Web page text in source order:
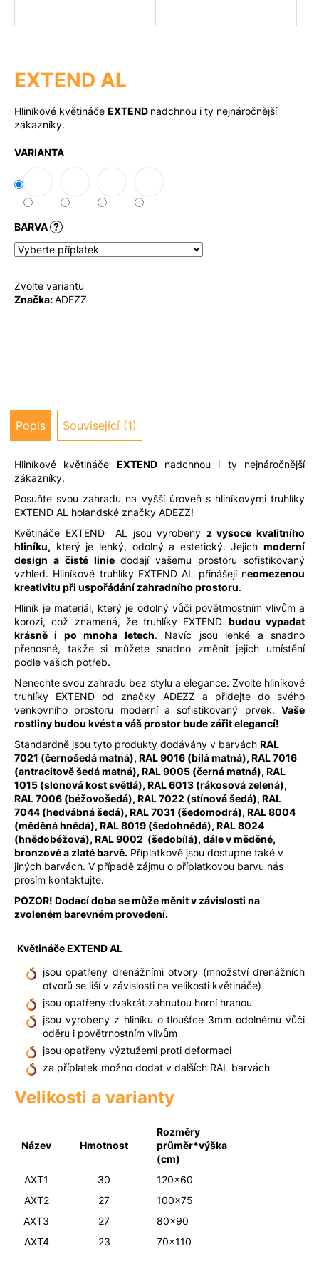
Přihlášení
EXTEND AL
Hliníkové květináče EXTEND nadchnou i ty nejnáročnější
zákazníky.
VARIANTA
BARVA ?
Zvolte variantu
Značka:ADEZZ
Popis Související (1)
Hliníkové květináče EXTENDnadchnou i ty nejnáročnější
zákazníky.
Posuňte svou zahradu na vyšší úroveň s hliníkovými truhlíky
EXTEND AL holandské značky ADEZZ!
Květináče EXTEND AL jsou vyrobeny z vysoce kvalitního
hliníku, který je lehký, odolný a estetický. Jejich moderní
design a čisté linie dodají vašemu prostoru sofistikovaný
vzhled. Hliníkové truhlíky EXTEND AL přinášejí neomezenou
kreativitu při uspořádání zahradního prostoru.
Hliník je materiál, který je odolný vůči povětrnostním vlivům a
korozi, což znamená, že truhlíky EXTEND budou vypadat
krásně i po mnoha letech. Navíc jsou lehké a snadno
přenosné, takže si můžete snadno změnit jejich umístění
podle vašich potřeb.
Nenechte svou zahradu bez stylu a elegance. Zvolte hliníkové
truhlíky EXTEND od značky ADEZZ a přidejte do svého
venkovního prostoru moderní a sofistikovaný prvek. Vaše
rostliny budou kvést a váš prostor bude zářit elegancí!
Standardně jsou tyto produkty dodávány v barvách RAL
7021 (černošedá matná), RAL 9016 (bílá matná), RAL 7016
(antracitově šedá matná), RAL 9005 (černá matná), RAL
1015 (slonová kost světlá), RAL 6013 (rákosová zelená),
RAL 7006 (béžovošedá), RAL 7022 (stínová šedá), RAL
7044 (hedvábná šedá), RAL 7031 (šedomodrá), RAL 8004
(měděná hnědá), RAL 8019 (šedohnědá), RAL 8024
(hnědobéžová), RAL 9002 (šedobílá), dále v měděné,
bronzové a zlaté barvě. Příplatkově jsou dostupné také v
jiných barvách. V případě zájmu o příplatkovou barvu nás
prosím kontaktujte.
POZOR! Dodací doba se může měnit v závislosti na
zvoleném barevném provedení.
Květináče EXTEND AL
jsou opatřeny drenážními otvory (množství drenážních
otvorů se liší v závislosti na velikosti květináče)
jsou opatřeny dvakrát zahnutou horní hranou
jsou vyrobeny z hliníku o tloušťce 3mm odolnému vůči
oděru i povětrnostním vlivům
jsou opatřeny výztužemi proti deformaci
za příplatek možno dodat v dalších RAL barvách
Velikosti a varianty
Název Hmotnost
Rozměry
průměr*výška
(cm)
AXT1
30
120x60
AXT2
27
100x75
AXT3
27
80x90
AXT4
23 70x110
t
?
D
o
p
r
u